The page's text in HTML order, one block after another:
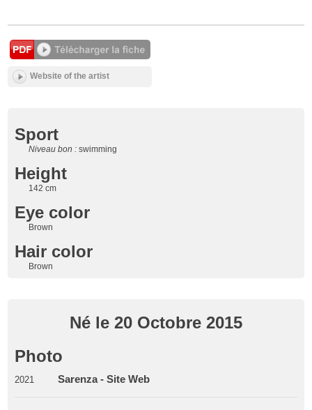
Sport
Niveau bon :swimming
Height
142 cm
Eye color
Brown
Hair color
Brown
Website of the artist
Né le 20 Octobre 2015
Photo
2021 Sarenza - Site Web